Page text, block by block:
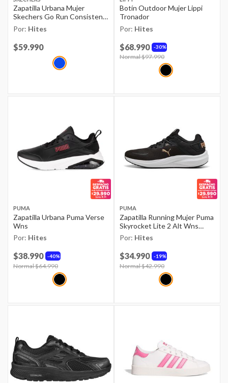
Zapatilla Urbana Mujer
Skechers Go Run Consistent
Blpr
Por: Hites
Price reduced from
$59.990to
Botín Outdoor Mujer Lippi
Tronador
Por: Hites
30%
$68.990
Price reduced from
Normal $97.990
PUMA
Zapatilla Urbana Puma Verse
Wns
Por: Hites
40%
$38.990
Price reduced from
Normal $64.990
PUMA
Zapatilla Running Mujer Puma
Skyrocket Lite 2 Alt Wns
Negro
Por: Hites
19%
$34.990
Price reduced from
Normal $42.990